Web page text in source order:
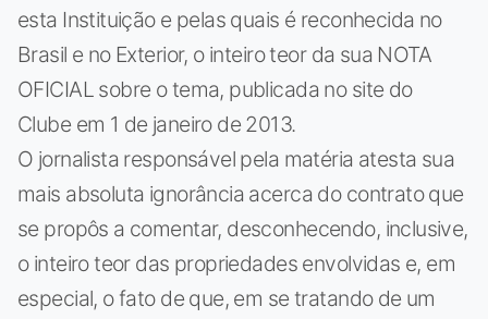
esta Instituição e pelas quais é reconhecida no
Brasil e no Exterior, o inteiro teor da sua NOTA
OFICIAL sobre o tema, publicada no site do
Clube em 1 de janeiro de 2013.
O jornalista responsável pela matéria atesta sua
mais absoluta ignorância acerca do contrato que
se propôs a comentar, desconhecendo, inclusive,
o inteiro teor das propriedades envolvidas e, em
especial, o fato de que, em se tratando de um